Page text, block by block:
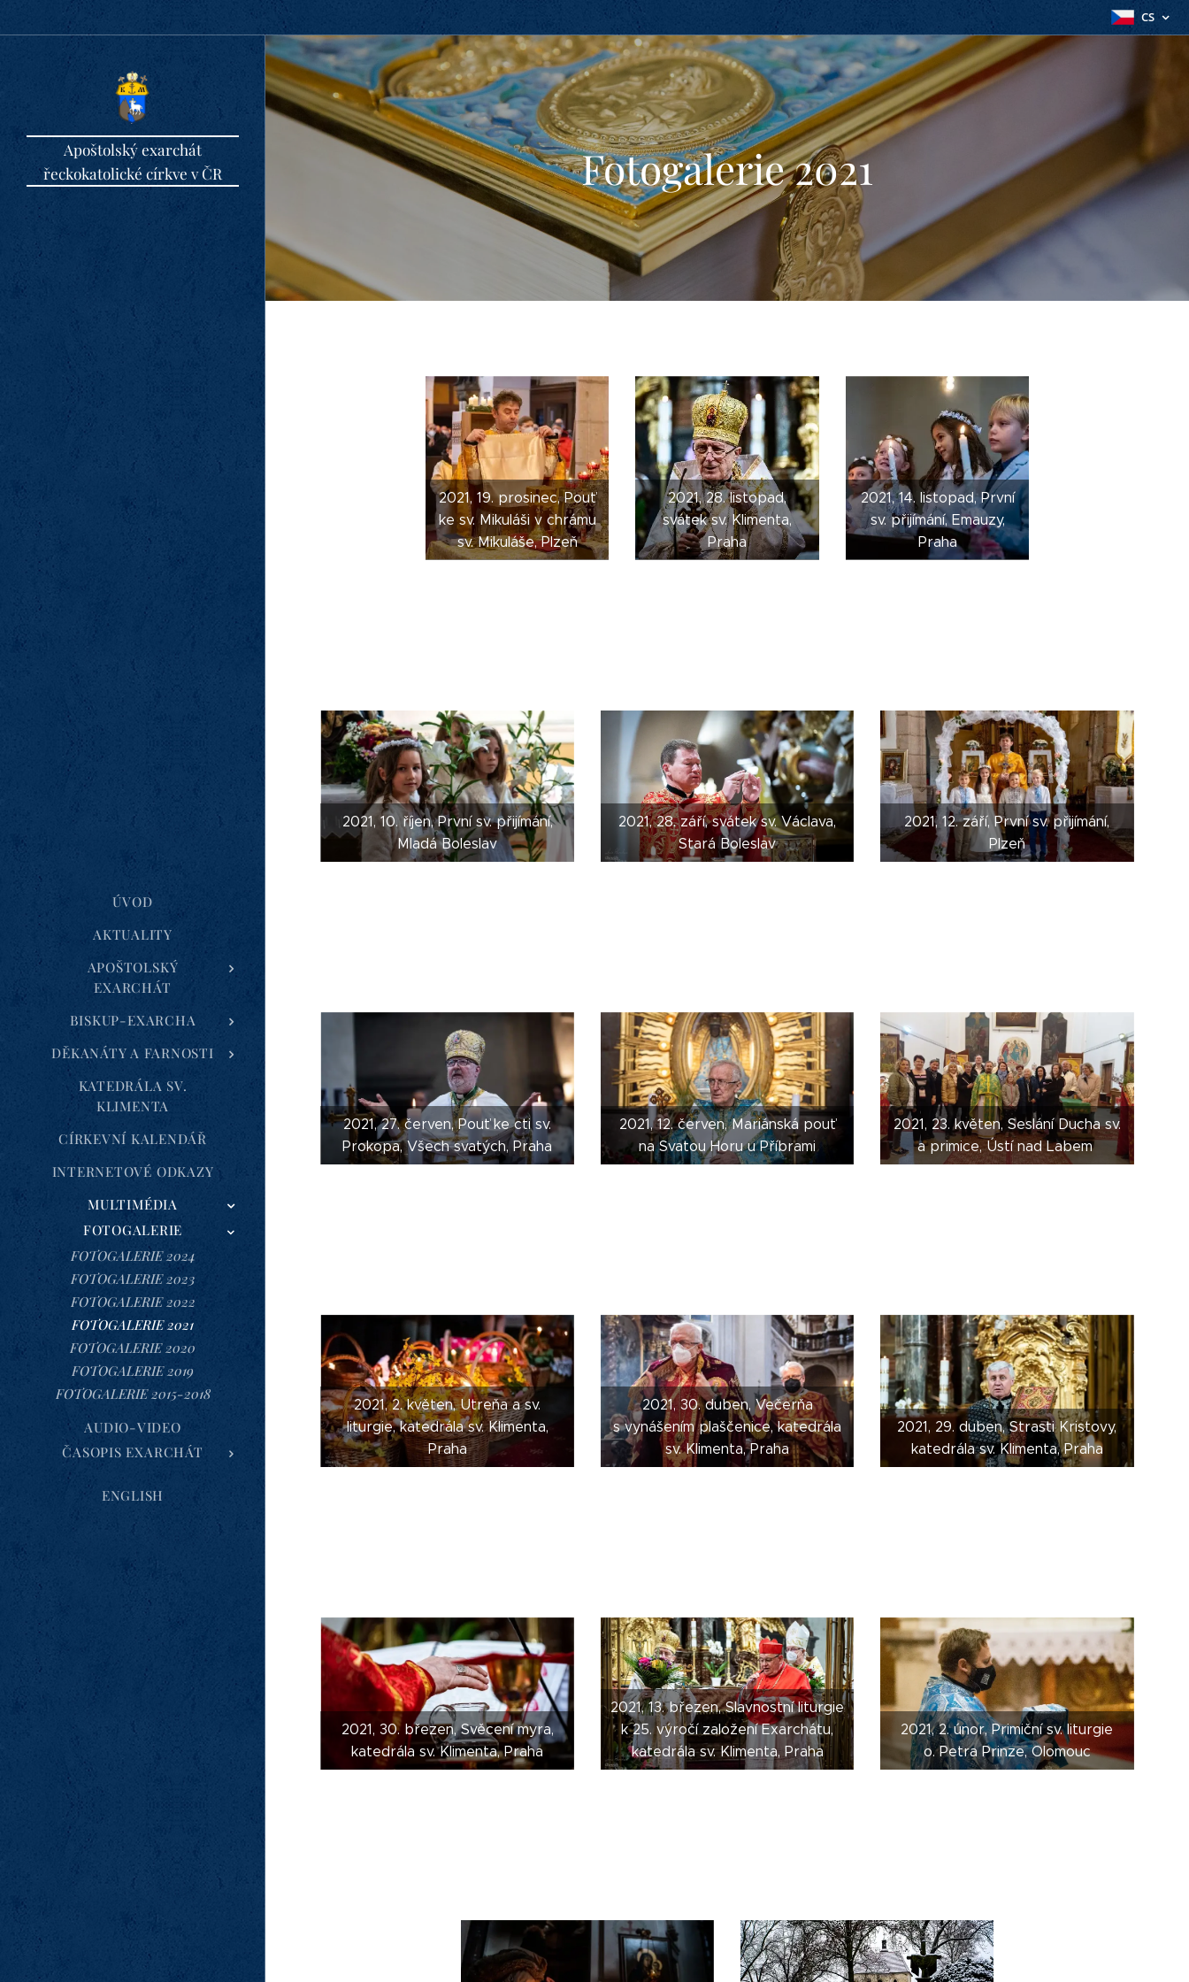
CS
Apoštolský exarchát
řeckokatolické církve v ČR
ÚVOD
AKTUALITY
APOŠTOLSKÝ
EXARCHÁT
BISKUP-EXARCHA
DĚKANÁTY A FARNOSTI
KATEDRÁLA SV.
KLIMENTA
CÍRKEVNÍ KALENDÁŘ
INTERNETOVÉ ODKAZY
MULTIMÉDIA
FOTOGALERIE
FOTOGALERIE 2024
FOTOGALERIE 2023
FOTOGALERIE 2022
FOTOGALERIE 2021
FOTOGALERIE 2020
FOTOGALERIE 2019
FOTOGALERIE 2015-2018
AUDIO-VIDEO
ČASOPIS EXARCHÁT
ENGLISH
Fotogalerie 2021
2021, 19. prosinec, Pouť
ke sv. Mikuláši v chrámu
sv. Mikuláše, Plzeň
2021, 28. listopad,
svátek sv. Klimenta,
Praha
2021, 14. listopad, První
sv. přijímání, Emauzy,
Praha
2021, 10. říjen, První sv. přijímání,
Mladá Boleslav
2021, 28. září, svátek sv. Václava,
Stará Boleslav
2021, 12. září, První sv. přijímání,
Plzeň
2021, 27. červen, Pouť ke cti sv.
Prokopa, Všech svatých, Praha
2021, 12. červen, Mariánská pouť
na Svatou Horu u Příbrami
2021, 23. květen, Seslání Ducha sv.
a primice, Ústí nad Labem
2021, 2. květen, Utreňa a sv.
liturgie, katedrála sv. Klimenta,
Praha
2021, 30. duben, Večerňa
s vynášením plaščenice, katedrála
sv. Klimenta, Praha
2021, 29. duben, Strasti Kristovy,
katedrála sv. Klimenta, Praha
2021, 30. březen, Svěcení myra,
katedrála sv. Klimenta, Praha
2021, 13. březen, Slavnostní liturgie
k 25. výročí založení Exarchátu,
katedrála sv. Klimenta, Praha
2021, 2. únor, Primiční sv. liturgie
o. Petra Prinze, Olomouc